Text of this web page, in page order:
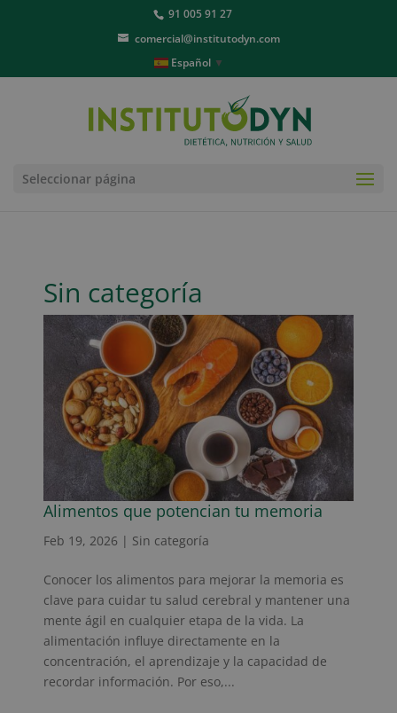
91 005 91 27
comercial@institutodyn.com
Español ▼
Seleccionar página
Sin categoría
Alimentos que potencian tu memoria
Feb 19, 2026 | Sin categoría
Conocer los alimentos para mejorar la memoria es
clave para cuidar tu salud cerebral y mantener una
mente ágil en cualquier etapa de la vida. La
alimentación influye directamente en la
concentración, el aprendizaje y la capacidad de
recordar información. Por eso,...